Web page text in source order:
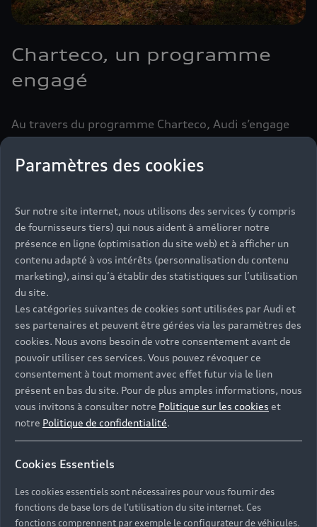
Charteco, un programme
engagé
Au travers du programme Charteco, Audi s’engage
pleinement dans le développement durable, le
recyclage et la valorisation des déchets automobiles
en :
›
faisant collecter les déchets par des filières
permettant leur recyclage
›
se conformant à la réglementation en vigueur
Partout en
France, des
centres de
recyclage à
votre
Paramètres des cookies
Sur notre site internet, nous utilisons des services (y compris
de fournisseurs tiers) qui nous aident à améliorer notre
présence en ligne (optimisation du site web) et à afficher un
contenu adapté à vos intérêts (personnalisation du contenu
marketing), ainsi qu’à établir des statistiques sur l’utilisation
du site.
Les catégories suivantes de cookies sont utilisées par Audi et
ses partenaires et peuvent être gérées via les paramètres des
cookies. Nous avons besoin de votre consentement avant de
pouvoir utiliser ces services. Vous pouvez révoquer ce
consentement à tout moment avec effet futur via le lien
présent en bas du site. Pour de plus amples informations, nous
vous invitons à consulter notre Politique sur les cookies et
notre Politique de confidentialité.
Cookies Essentiels
Les cookies essentiels sont nécessaires pour vous fournir des
fonctions de base lors de l'utilisation du site internet. Ces
fonctions comprennent par exemple le configurateur de véhicules.